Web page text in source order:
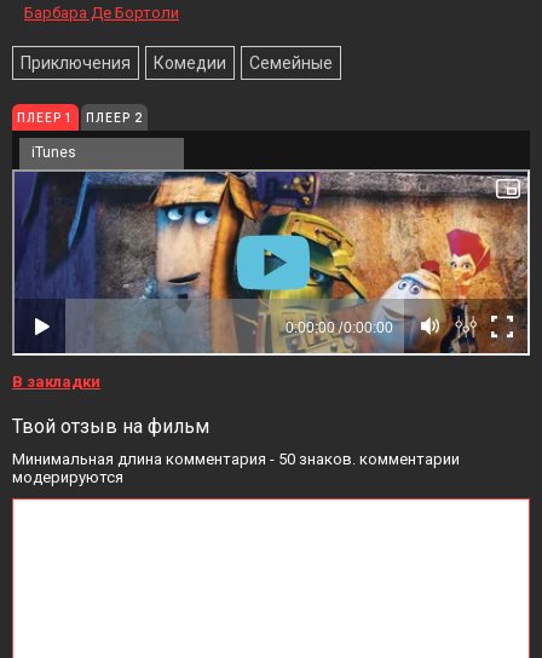
Барбара Де Бортоли
Приключения Комедии Семейные
ПЛЕЕР 1 ПЛЕЕР 2
iTunes
В закладки
Твой отзыв на фильм
Минимальная длина комментария - 50 знаков. комментарии
модерируются